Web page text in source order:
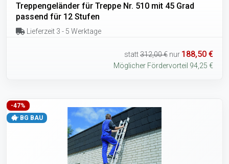
Treppengeländer für Treppe Nr. 510 mit 45 Grad
passend für 12 Stufen
Lieferzeit 3 - 5 Werktage
statt312,00 € nur 188,50 €
Möglicher Fördervorteil 94,25 €
-47%
BG BAU